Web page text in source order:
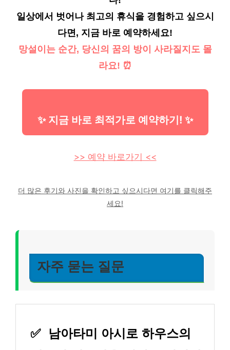
일상에서 벗어나 최고의 휴식을 경험하고 싶으시
다면, 지금 바로 예약하세요!
망설이는 순간, 당신의 꿈의 방이 사라질지도 몰
라요! ⏰
✨ 지금 바로 최적가로 예약하기! ✨
>> 예약 바로가기 <<
더 많은 후기와 사진을 확인하고 싶으시다면 여기를 클릭해주
세요!
자주 묻는 질문
✅
남아타미 아시로 하우스의